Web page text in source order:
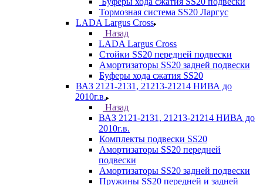
Тормозная система SS20 Ларгус
LADA Largus Cross
Назад
LADA Largus Cross
Стойки SS20 передней подвески
Амортизаторы SS20 задней подвески
Буферы хода сжатия SS20
ВАЗ 2121-2131, 21213-21214 НИВА до
2010г.в.
Назад
ВАЗ 2121-2131, 21213-21214 НИВА до
2010г.в.
Комплекты подвески SS20
Амортизаторы SS20 передней
подвески
Амортизаторы SS20 задней подвески
Пружины SS20 передней и задней